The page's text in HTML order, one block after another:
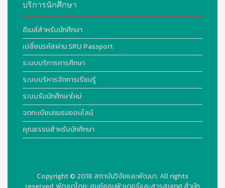
บริการนักศึกษา
อีเมล์สำหรับนักศึกษา
เปลี่ยนรหัสผ่าน SRU Passport
ระบบบริการการศึกษา
ระบบบริหารจัดการเรียนรู้
ระบบรับนักศึกษาใหม่
จดทะเบียนชมรมออนไลน์
คุณธรรมสำหรับนักศึกษา
Copyright © 2018 สถาบันวิจัยและพัฒนา. All rights